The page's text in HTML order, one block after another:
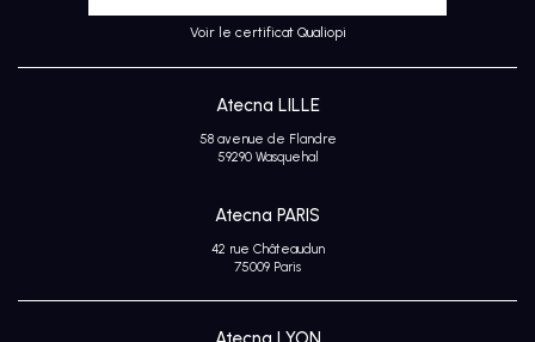
Avis
Voir le certificat Qualiopi
Atecna LILLE
58 avenue de Flandre
59290 Wasquehal
Atecna PARIS
42 rue Châteaudun
75009 Paris